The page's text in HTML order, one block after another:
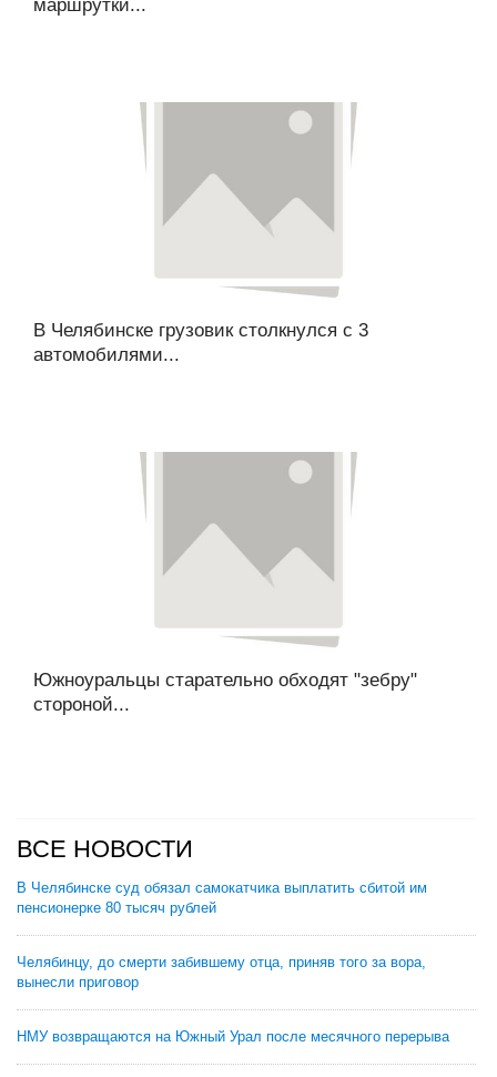
маршрутки...
В Челябинске грузовик столкнулся с 3
автомобилями...
Южноуральцы старательно обходят "зебру"
стороной...
ВСЕ НОВОСТИ
В Челябинске суд обязал самокатчика выплатить сбитой им
пенсионерке 80 тысяч рублей
Челябинцу, до смерти забившему отца, приняв того за вора,
вынесли приговор
НМУ возвращаются на Южный Урал после месячного перерыва